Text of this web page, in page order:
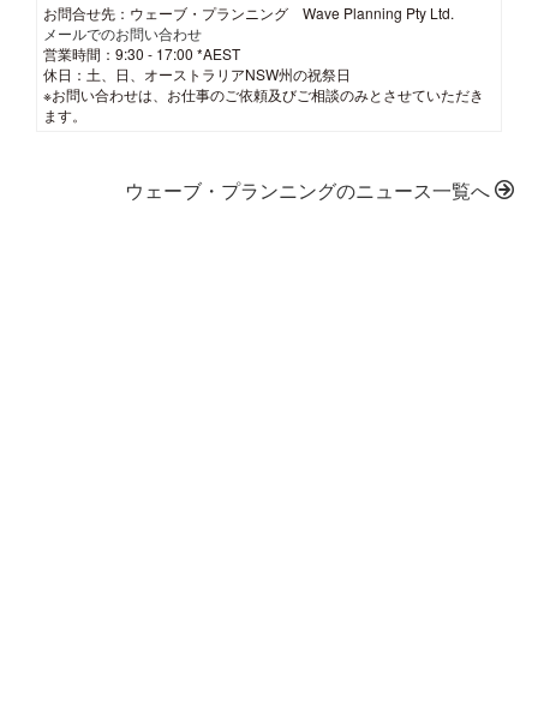
お問合せ先：ウェーブ・プランニング Wave Planning Pty Ltd.
メールでのお問い合わせ
営業時間：9:30 - 17:00 *AEST
休日：土、日、オーストラリアNSW州の祝祭日
※お問い合わせは、お仕事のご依頼及びご相談のみとさせていただき
ます。
ウェーブ・プランニングのニュース一覧へ